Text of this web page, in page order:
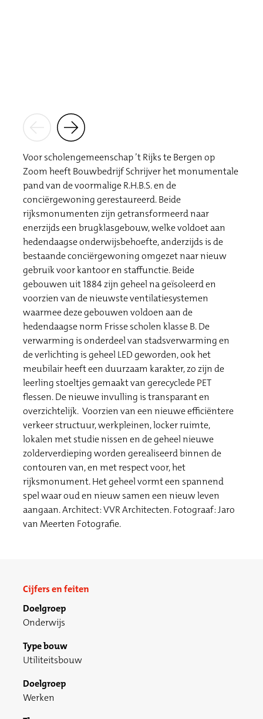
Voor scholengemeenschap ’t Rijks te Bergen op
Zoom heeft Bouwbedrijf Schrijver het monumentale
pand van de voormalige R.H.B.S. en de
conciërgewoning gerestaureerd. Beide
rijksmonumenten zijn getransformeerd naar
enerzijds een brugklasgebouw, welke voldoet aan
hedendaagse onderwijsbehoefte, anderzijds is de
bestaande conciërgewoning omgezet naar nieuw
gebruik voor kantoor en staffunctie. Beide
gebouwen uit 1884 zijn geheel na geïsoleerd en
voorzien van de nieuwste ventilatiesystemen
waarmee deze gebouwen voldoen aan de
hedendaagse norm Frisse scholen klasse B. De
verwarming is onderdeel van stadsverwarming en
de verlichting is geheel LED geworden, ook het
meubilair heeft een duurzaam karakter, zo zijn de
leerling stoeltjes gemaakt van gerecyclede PET
flessen. De nieuwe invulling is transparant en
overzichtelijk. Voorzien van een nieuwe efficiëntere
verkeer structuur, werkpleinen, locker ruimte,
lokalen met studie nissen en de geheel nieuwe
zolderverdieping worden gerealiseerd binnen de
contouren van, en met respect voor, het
rijksmonument. Het geheel vormt een spannend
spel waar oud en nieuw samen een nieuw leven
aangaan. Architect: VVR Architecten. Fotograaf: Jaro
van Meerten Fotografie.
Cijfers en feiten
Doelgroep
Onderwijs
Type bouw
Utiliteitsbouw
Doelgroep
Werken